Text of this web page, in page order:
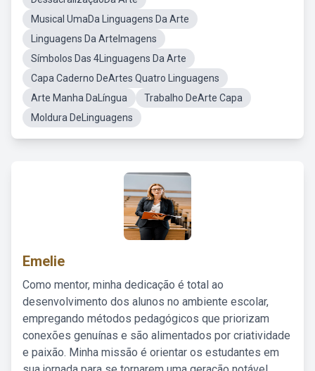
Musical UmaDa Linguagens Da Arte
Linguagens Da ArteImagens
Símbolos Das 4Linguagens Da Arte
Capa Caderno DeArtes Quatro Linguagens
Arte Manha DaLíngua
Trabalho DeArte Capa
Moldura DeLinguagens
Emelie
Como mentor, minha dedicação é total ao
desenvolvimento dos alunos no ambiente escolar,
empregando métodos pedagógicos que priorizam
conexões genuínas e são alimentados por criatividade
e paixão. Minha missão é orientar os estudantes em